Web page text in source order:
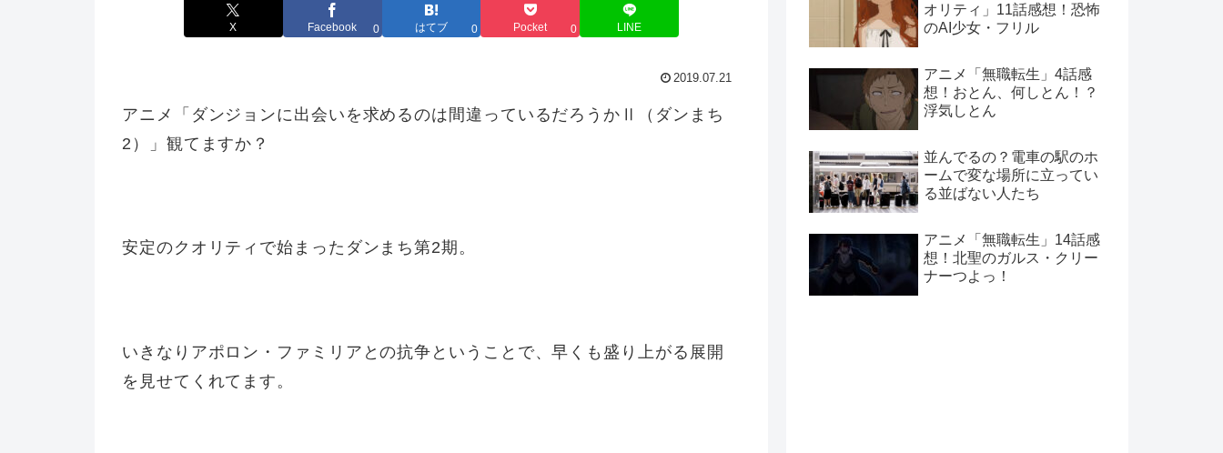
X Facebook 0 はてブ 0 Pocket 0 LINE
2019.07.21
アニメ「ダンジョンに出会いを求めるのは間違っているだろうかⅡ（ダンまち
2）」観てますか？
安定のクオリティで始まったダンまち第2期。
いきなりアポロン・ファミリアとの抗争ということで、早くも盛り上がる展開
を見せてくれてます。
オリティ」11話感想！恐怖
のAI少女・フリル
アニメ「無職転生」4話感
想！おとん、何しとん！？
浮気しとん
並んでるの？電車の駅のホ
ームで変な場所に立ってい
る並ばない人たち
アニメ「無職転生」14話感
想！北聖のガルス・クリー
ナーつよっ！